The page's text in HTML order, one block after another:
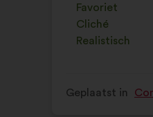
:is
gekwalificeerd
als:
Favoriet
:keer
Cliché
:keer
Realistisch
:keer
Geplaatst in